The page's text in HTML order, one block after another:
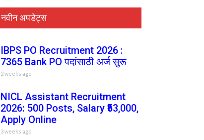
नवीन अपडेट्स
IBPS PO Recruitment 2026 :
7365 Bank PO पदांसाठी अर्ज सुरू
2 weeks ago
NICL Assistant Recruitment
2026: 500 Posts, Salary ₹53,000,
Apply Online
3 weeks ago